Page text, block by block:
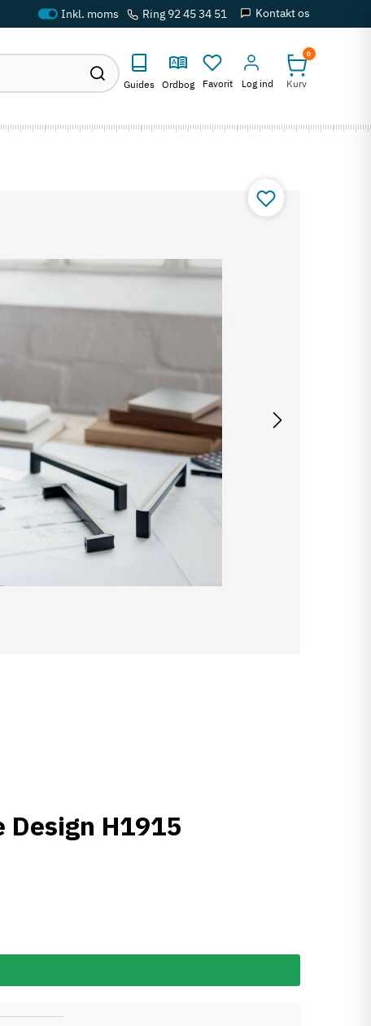
Ring 92 45 34 51 Kontakt os
Guides Ordbog Favorit Log ind
0
Kurv
H1915